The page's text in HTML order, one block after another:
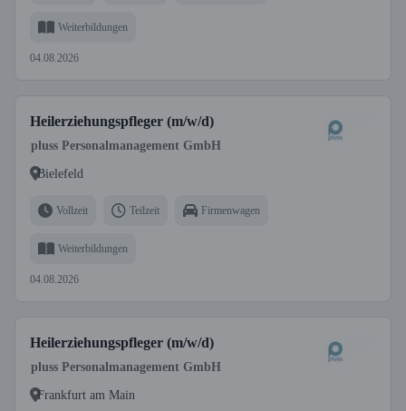
Weiterbildungen
04.08.2026
Heilerziehungspfleger (m/w/d)
pluss Personalmanagement GmbH
Bielefeld
Vollzeit Teilzeit Firmenwagen
Weiterbildungen
04.08.2026
Heilerziehungspfleger (m/w/d)
pluss Personalmanagement GmbH
Frankfurt am Main